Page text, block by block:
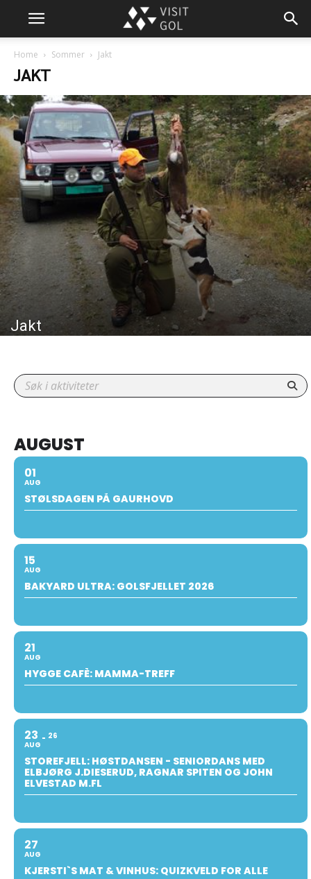
Home Sommer Jakt
JAKT
Jakt
AUGUST
01
AUG
STØLSDAGEN PÅ GAURHOVD
15
AUG
BAKYARD ULTRA: GOLSFJELLET 2026
21
AUG
HYGGE CAFÈ: MAMMA-TREFF
23
AUG
26
STOREFJELL: HØSTDANSEN - SENIORDANS MED
ELBJØRG J.DIESERUD, RAGNAR SPITEN OG JOHN
ELVESTAD M.FL
27
AUG
KJERSTI`S MAT & VINHUS: QUIZKVELD FOR ALLE